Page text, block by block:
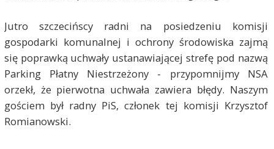
Jutro szczecińscy radni na posiedzeniu komisji
gospodarki komunalnej i ochrony środowiska zajmą
się poprawką uchwały ustanawiającej strefę pod nazwą
Parking Płatny Niestrzeżony - przypomnijmy NSA
orzekł, że pierwotna uchwała zawiera błędy. Naszym
gościem był radny PiS, członek tej komisji Krzysztof
Romianowski.